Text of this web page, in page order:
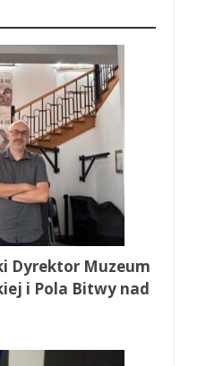
Dyrektor Muzeum
i Pola Bitwy nad